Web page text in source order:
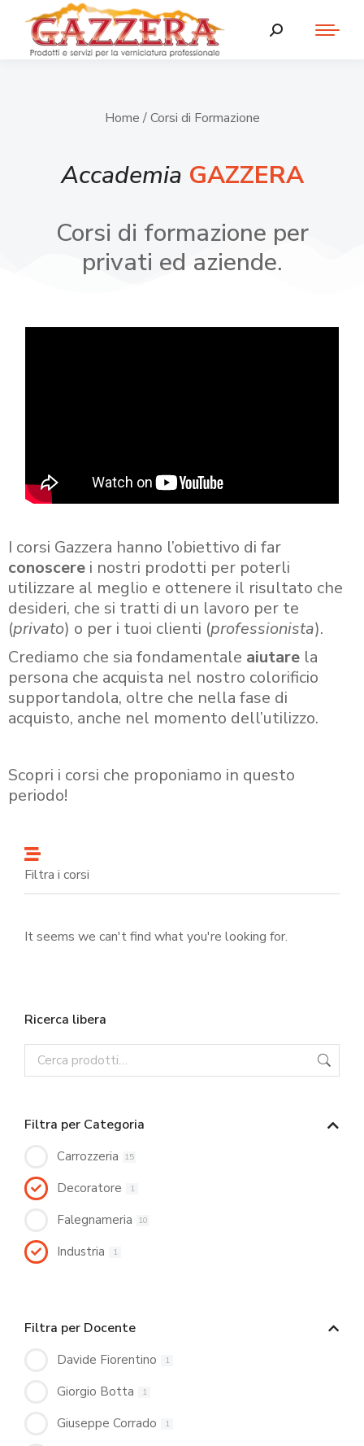
Home / Corsi di Formazione
Accademia GAZZERA
Corsi di formazione per
privati ed aziende.
I corsi Gazzera hanno l’obiettivo di far
conoscere i nostri prodotti per poterli
utilizzare al meglio e ottenere il risultato che
desideri, che si tratti di un lavoro per te
(privato) o per i tuoi clienti (professionista).
Crediamo che sia fondamentale aiutare la
persona che acquista nel nostro colorificio
supportandola, oltre che nella fase di
acquisto, anche nel momento dell’utilizzo.
Scopri i corsi che proponiamo in questo
periodo!
Filtra i corsi
It seems we can't find what you're looking for.
Ricerca libera
Filtra per Categoria
Carrozzeria 15
Decoratore 1
Falegnameria 10
Industria 1
Filtra per Docente
Davide Fiorentino 1
Giorgio Botta 1
Giuseppe Corrado 1